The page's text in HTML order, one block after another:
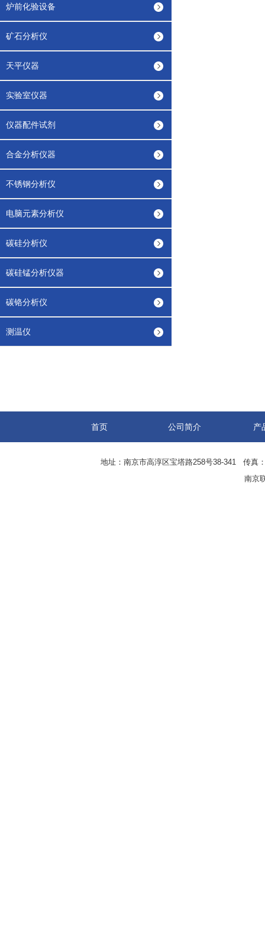
炉前化验设备
矿石分析仪
天平仪器
实验室仪器
仪器配件试剂
合金分析仪器
不锈钢分析仪
电脑元素分析仪
碳硅分析仪
碳硅锰分析仪器
碳铬分析仪
测温仪
首页 公司简介 产
地址：南京市高淳区宝塔路258号38-341 传真
南京